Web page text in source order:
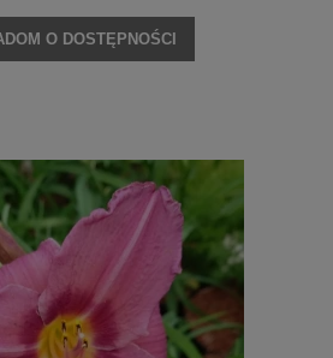
O DOSTĘPNOŚCI